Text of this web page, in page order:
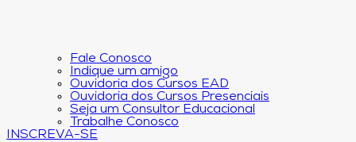
Fale Conosco
Indique um amigo
Ouvidoria dos Cursos EAD
Ouvidoria dos Cursos Presenciais
Seja um Consultor Educacional
Trabalhe Conosco
INSCREVA-SE